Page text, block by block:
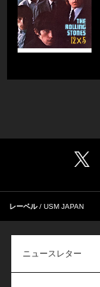
レーベル USM JAPAN
ニュースレター